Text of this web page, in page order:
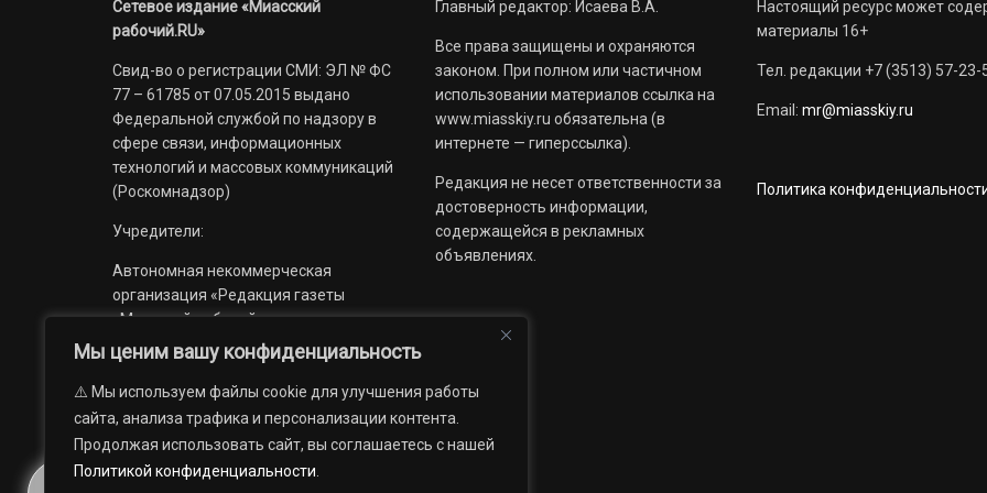
Мы ценим вашу конфиденциальность
⚠️ Мы используем файлы cookie для улучшения работы
сайта, анализа трафика и персонализации контента.
Продолжая использовать сайт, вы соглашаетесь с нашей
Политикой конфиденциальности
Сетевое издание «Миасский
рабочий.RU»
Свид-во о регистрации СМИ: ЭЛ № ФС
77 – 61785 от 07.05.2015 выдано
Федеральной службой по надзору в
сфере связи, информационных
технологий и массовых коммуникаций
(Роскомнадзор)
Учредители:
Автономная некоммерческая
организация «Редакция газеты
«Миасский рабочий»;
Областное государственное
учреждение «Издательский дом
Главный редактор: Исаева В.А.
Все права защищены и охраняются
законом. При полном или частичном
использовании материалов ссылка на
www.miasskiy.ru обязательна (в
интернете — гиперссылка).
Редакция не несет ответственности за
достоверность информации,
содержащейся в рекламных
объявлениях.
Настоящий ресурс может
материалы 16+
Тел. редакции +7 (3513) 57-23-
Email: mr@miasskiy.ru
Политика